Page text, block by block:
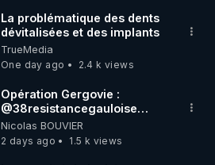
La problématique des dents
dévitalisées et des implants
TrueMedia
One day ago
2.4 k views
Opération Gergovie :
‪@38resistancegauloise‬
‪@MarionSigautOfficiel‬
‪@gladysriifard5710‬ Laëtitia
Nicolas BOUVIER
2 days ago
1.5 k views